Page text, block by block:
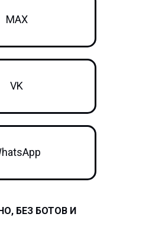
, БЕЗ БОТОВ И
VK
MAX